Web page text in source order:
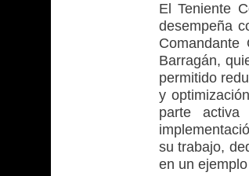
El Teniente
desempeña
Barragán,
permitido
y
parte activa
su trabajo,
en un